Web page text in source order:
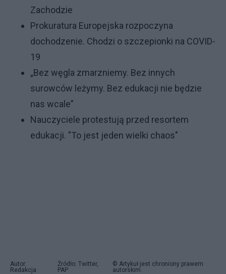
Zachodzie
Prokuratura Europejska rozpoczyna
dochodzenie. Chodzi o szczepionki na COVID-
19
„Bez węgla zmarzniemy. Bez innych
surowców leżymy. Bez edukacji nie będzie
nas wcale”
Nauczyciele protestują przed resortem
edukacji. "To jest jeden wielki chaos"
Autor:
Redakcja
Źródło: Twitter,
PAP
© Artykuł jest chroniony prawem
autorskim.